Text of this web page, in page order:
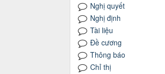
Nghị quyết
Nghị định
Tài liệu
Đề cương
Thông báo
Chỉ thị